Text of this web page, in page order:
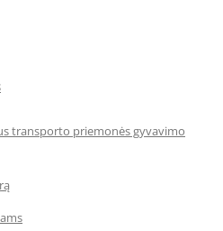
transporto priemonės gyvavimo